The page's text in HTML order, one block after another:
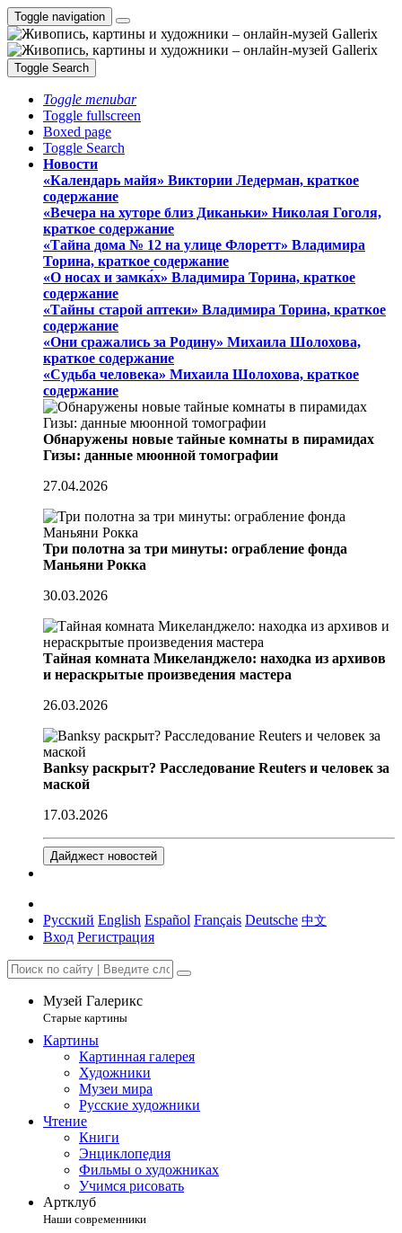
Toggle navigation
Toggle Search
Toggle menubar
Toggle fullscreen
Boxed page
Toggle Search
Новости
«Календарь майя» Виктории Ледерман, краткое
содержание
«Вечера на хуторе близ Диканьки» Николая Гоголя,
краткое содержание
«Тайна дома № 12 на улице Флоретт» Владимира
Торина, краткое содержание
«О носах и замка́х» Владимира Торина, краткое
содержание
«Тайны старой аптеки» Владимира Торина, краткое
содержание
«Они сражались за Родину» Михаила Шолохова,
краткое содержание
«Судьба человека» Михаила Шолохова, краткое
содержание
Обнаружены новые тайные комнаты в пирамидах
Гизы: данные мюонной томографии
27.04.2026
Три полотна за три минуты: ограбление фонда
Маньяни Рокка
30.03.2026
Тайная комната Микеланджело: находка из архивов
и нераскрытые произведения мастера
26.03.2026
Banksy раскрыт? Расследование Reuters и человек за
маской
17.03.2026
Дайджест новостей
Русский English Español Français Deutsche 中文
Вход Регистрация
Музей Галерикс
Старые картины
Картины
Картинная галерея
Художники
Музеи мира
Русские художники
Чтение
Книги
Энциклопедия
Фильмы о художниках
Учимся рисовать
Артклуб
Наши современники